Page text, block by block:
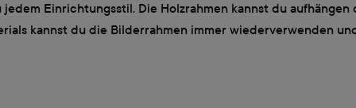
jedem Einrichtungsstil. Die Holzrahmen kannst du
kannst du die Bilderrahmen immer wiederverwenden